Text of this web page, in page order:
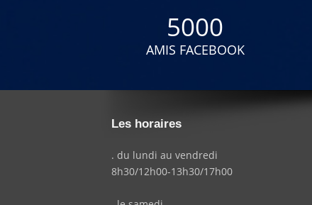
5000
AMIS FACEBOOK
Les horaires
. du lundi au vendredi
8h30/12h00-13h30/17h00